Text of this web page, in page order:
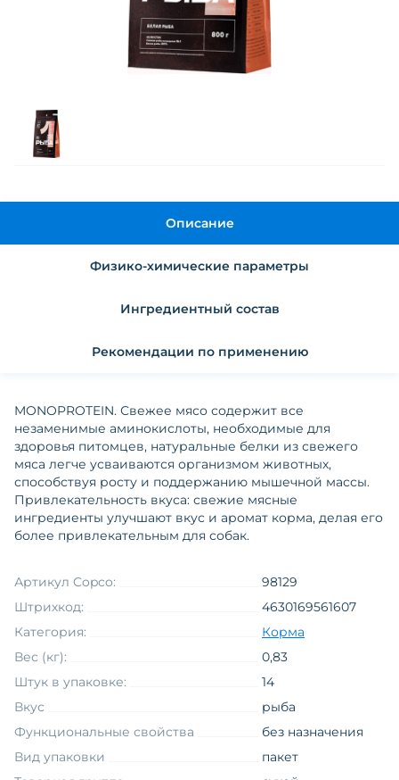
Описание
Физико-химические параметры
Ингредиентный состав
Рекомендации по применению
MONOPROTEIN. Свежее мясо содержит все
незаменимые аминокислоты, необходимые для
здоровья питомцев, натуральные белки из свежего
мяса легче усваиваются организмом животных,
способствуя росту и поддержанию мышечной массы.
Привлекательность вкуса: свежие мясные
ингредиенты улучшают вкус и аромат корма, делая его
более привлекательным для собак.
Артикул Copco:
98129
Штрихкод:
4630169561607
Категория:
Корма
Вес (кг):
0,83
Штук в упаковке:
14
Вкус
рыба
Функциональные свойства
без назначения
Вид упаковки
пакет